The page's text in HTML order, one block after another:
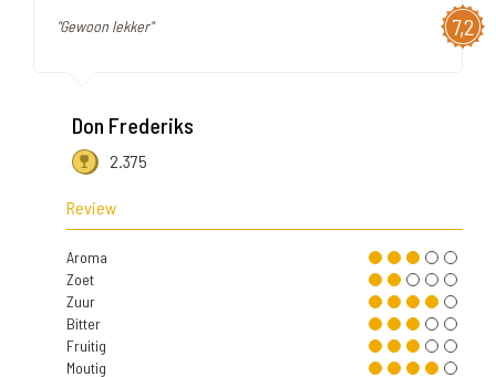
7,2
"Gewoon lekker"
Don Frederiks
2.375
Review
Aroma
Zoet
Zuur
Bitter
Fruitig
Moutig